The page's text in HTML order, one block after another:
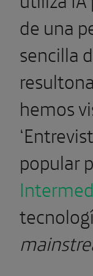
de una
sencilla
hemos
popular